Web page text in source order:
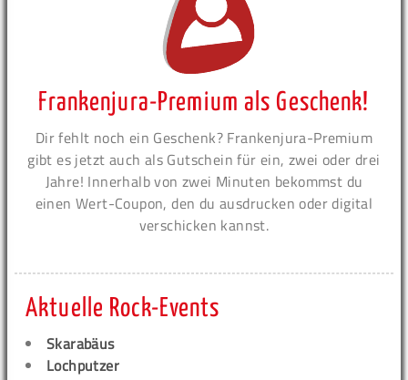
Frankenjura-Premium als Geschenk!
Dir fehlt noch ein Geschenk? Frankenjura-Premium
gibt es jetzt auch als Gutschein für ein, zwei oder drei
Jahre! Innerhalb von zwei Minuten bekommst du
einen Wert-Coupon, den du ausdrucken oder digital
verschicken kannst.
Aktuelle Rock-Events
Skarabäus
Lochputzer